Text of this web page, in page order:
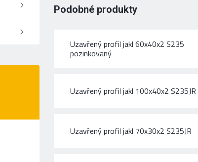
Podobné produkty
Uzavřený profil jakl 60x40x2 S235
pozinkovaný
Uzavřený profil jakl 100x40x2 S235JR
Uzavřený profil jakl 70x30x2 S235JR